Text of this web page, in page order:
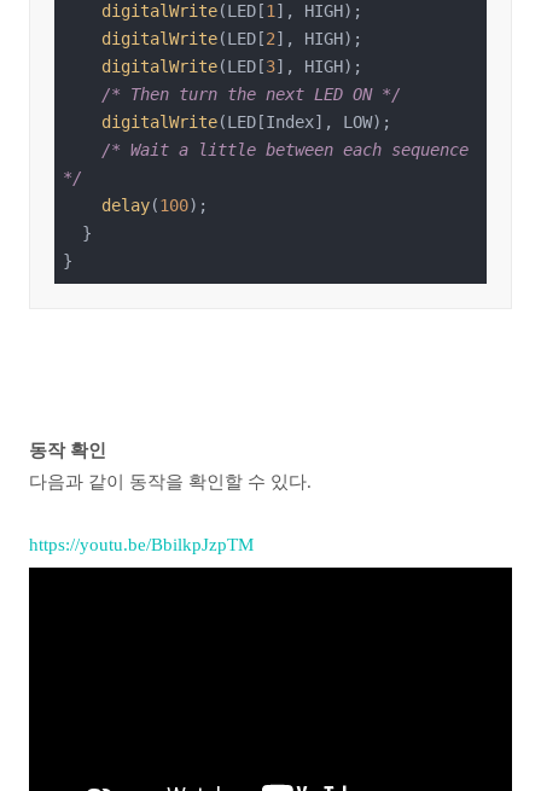
digitalWrite(LED[1 ], HIGH);
digitalWrite(LED[2], HIGH);
digitalWrite(LED[3], HIGH);
/* Then turn the next LED ON */
digitalWrite(LED[Index], LOW);
/* Wait a little between each sequence
*/
delay(100);
}
동작 확인
다음과 같이 동작을 확인할 수 있다.
https://youtu.be/BbilkpJzpTM